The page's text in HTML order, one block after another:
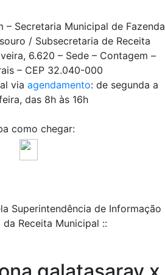
– Secretaria Municipal de Fazenda
/ Subsecretaria de Receita
6.620 – Sede – Contagem –
– CEP 32.040-000
via agendamento: de segunda a
das 8h às 16h
como chegar:
Superintendência de Informação
da Receita Municipal ::